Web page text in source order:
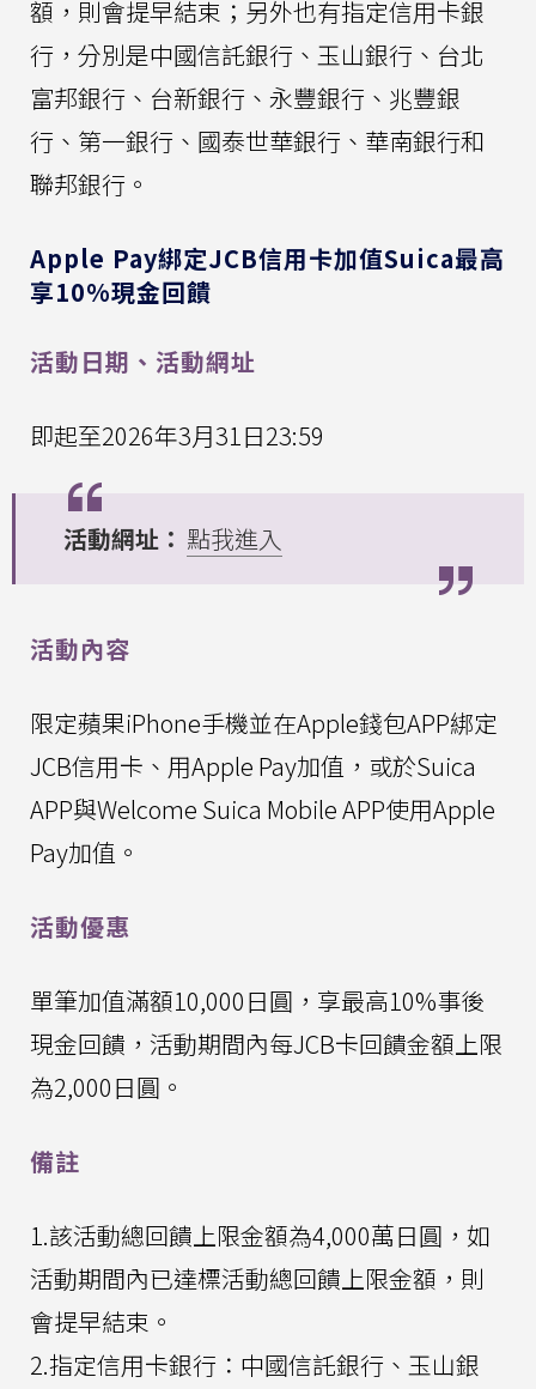
額，則會提早結束；另外也有指定信用卡銀
行，分別是中國信託銀行、玉山銀行、台北
富邦銀行、台新銀行、永豐銀行、兆豐銀
行、第一銀行、國泰世華銀行、華南銀行和
聯邦銀行。
Apple Pay綁定JCB信用卡加值Suica最高
享10%現金回饋
活動日期、活動網址
即起至2026年3月31日23:59
活動網址： 點我進入
活動內容
限定蘋果iPhone手機並在Apple錢包APP綁定
JCB信用卡、用Apple Pay加值，或於Suica
APP與Welcome Suica Mobile APP使用Apple
Pay加值。
活動優惠
單筆加值滿額10,000日圓，享最高10%事後
現金回饋，活動期間內每JCB卡回饋金額上限
為2,000日圓。
備註
1.該活動總回饋上限金額為4,000萬日圓，如
活動期間內已達標活動總回饋上限金額，則
會提早結束。
2.指定信用卡銀行：中國信託銀行、玉山銀